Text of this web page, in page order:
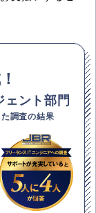
ェント部門
調査の結果